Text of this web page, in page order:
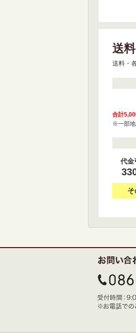
送
送料・
合計
※一部地
代金